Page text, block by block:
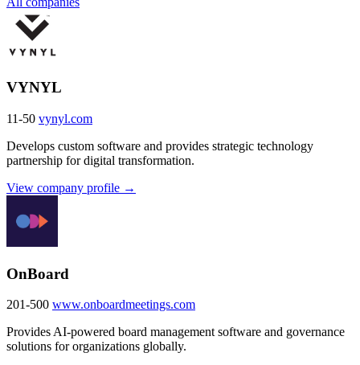
VYNYL
11-50 vynyl.com
Develops custom software and provides strategic technology
partnership for digital transformation.
View company profile →
OnBoard
201-500 www.onboardmeetings.com
Provides AI-powered board management software and governance
solutions for organizations globally.